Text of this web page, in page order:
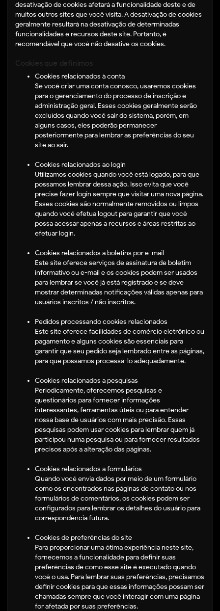
desativação de cookies afetará a funcionalidade deste e de
muitos outros sites que você visita. A desativação de cookies
geralmente resultará na desativação de determinadas
funcionalidades e recursos deste site. Portanto, é
recomendável que você não desative os cookies.
Cookies que definimos
Cookies relacionados à conta
Se você criar uma conta conosco, usaremos cookies
para o gerenciamento do processo de inscrição e
administração geral. Esses cookies geralmente serão
excluídos quando você sair do sistema, porém, em
alguns casos, eles poderão permanecer
posteriormente para lembrar as preferências do seu
site ao sair.
Cookies relacionados ao login
Utilizamos cookies quando você está logado, para que
possamos lembrar dessa ação. Isso evita que você
precise fazer login sempre que visitar uma nova página.
Esses cookies são normalmente removidos ou limpos
quando você efetua logout para garantir que você
possa acessar apenas a recursos e áreas restritas ao
efetuar login.
Cookies relacionados a boletins por e-mail
Este site oferece serviços de assinatura de boletim
informativo ou e-mail e os cookies podem ser usados ​​
para lembrar se você já está registrado e se deve
mostrar determinadas notificações válidas apenas para
usuários inscritos / não inscritos.
Pedidos processando cookies relacionados
Este site oferece facilidades de comércio eletrônico ou
pagamento e alguns cookies são essenciais para
garantir que seu pedido seja lembrado entre as páginas,
para que possamos processá-lo adequadamente.
Cookies relacionados a pesquisas
Periodicamente, oferecemos pesquisas e
questionários para fornecer informações
interessantes, ferramentas úteis ou para entender
nossa base de usuários com mais precisão. Essas
pesquisas podem usar cookies para lembrar quem j
participou numa pesquisa ou para fornecer resultados
precisos após a alteração das páginas.
Cookies relacionados a formulários
Quando você envia dados por meio de um formulário
como os encontrados nas páginas de contato ou nos
formulários de comentários, os cookies podem ser
configurados para lembrar os detalhes do usuário para
correspondência futura.
Cookies de preferências do site
Para proporcionar uma ótima experiência neste site,
fornecemos a funcionalidade para definir suas
preferências de como esse site é executado quando
você o usa. Para lembrar suas preferências, precisamos
definir cookies para que essas informações possam ser
chamadas sempre que você interagir com uma página
for afetada por suas preferências.